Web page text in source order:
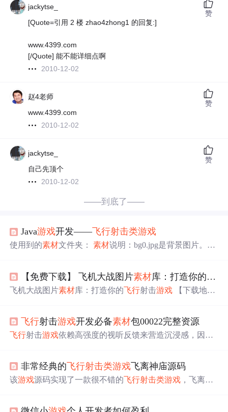
jackytse_
[Quote=引用 2 楼 zhao4zhong1 的回复:]
www.4399.com
[/Quote] 能不能详细点啊
2010-12-02
赞
赵4老师
www.4399.com
2010-12-02
赞
jackytse_
自己先顶个
2010-12-02
赞
——到底了——
Java游戏开发——飞行射击类游戏
使用到的素材文件夹：素材说明：bg0.jpg是背景图片。bo
主角图片； 素材及完整源码链接：https://pan.baidu.com/s/1
mwFNPrnNed5jbVZSSrtaUg 提取码: db6h 场景分析：玩家
【免费下载】 飞机大战图片素材库：打造你的飞行
飞机大战图片素材库：打造你的飞行射击游戏
于：- **飞机与敌机**：多种形态的飞机和敌机图片，满足
不同游戏场景的需求。- **爆炸效果**：详细的爆炸效果图
飞行射击游戏开发必备素材包00022完整资源
飞行射击游戏依赖高强度的视听反馈来营造沉浸感，因此
粒子特效、音效资源及场景元素，采用模块化设计，支持
快速集成至Unity与Unreal Engine项目中。所有模型以FBX
非常经典的飞行射击类游戏飞离神庙源码
该游戏源码实现了一款很不错的飞行射击类游戏 ，飞离神